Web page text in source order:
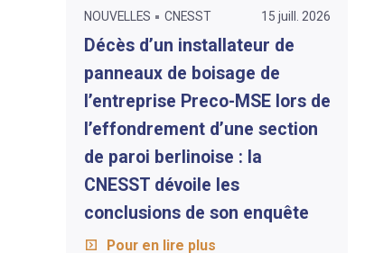
NOUVELLES CNESST 15 juill. 2026
Décès d’un installateur de
panneaux de boisage de
l’entreprise Preco-MSE lors de
l’effondrement d’une section
de paroi berlinoise : la
CNESST dévoile les
conclusions de son enquête
Pour en lire plus